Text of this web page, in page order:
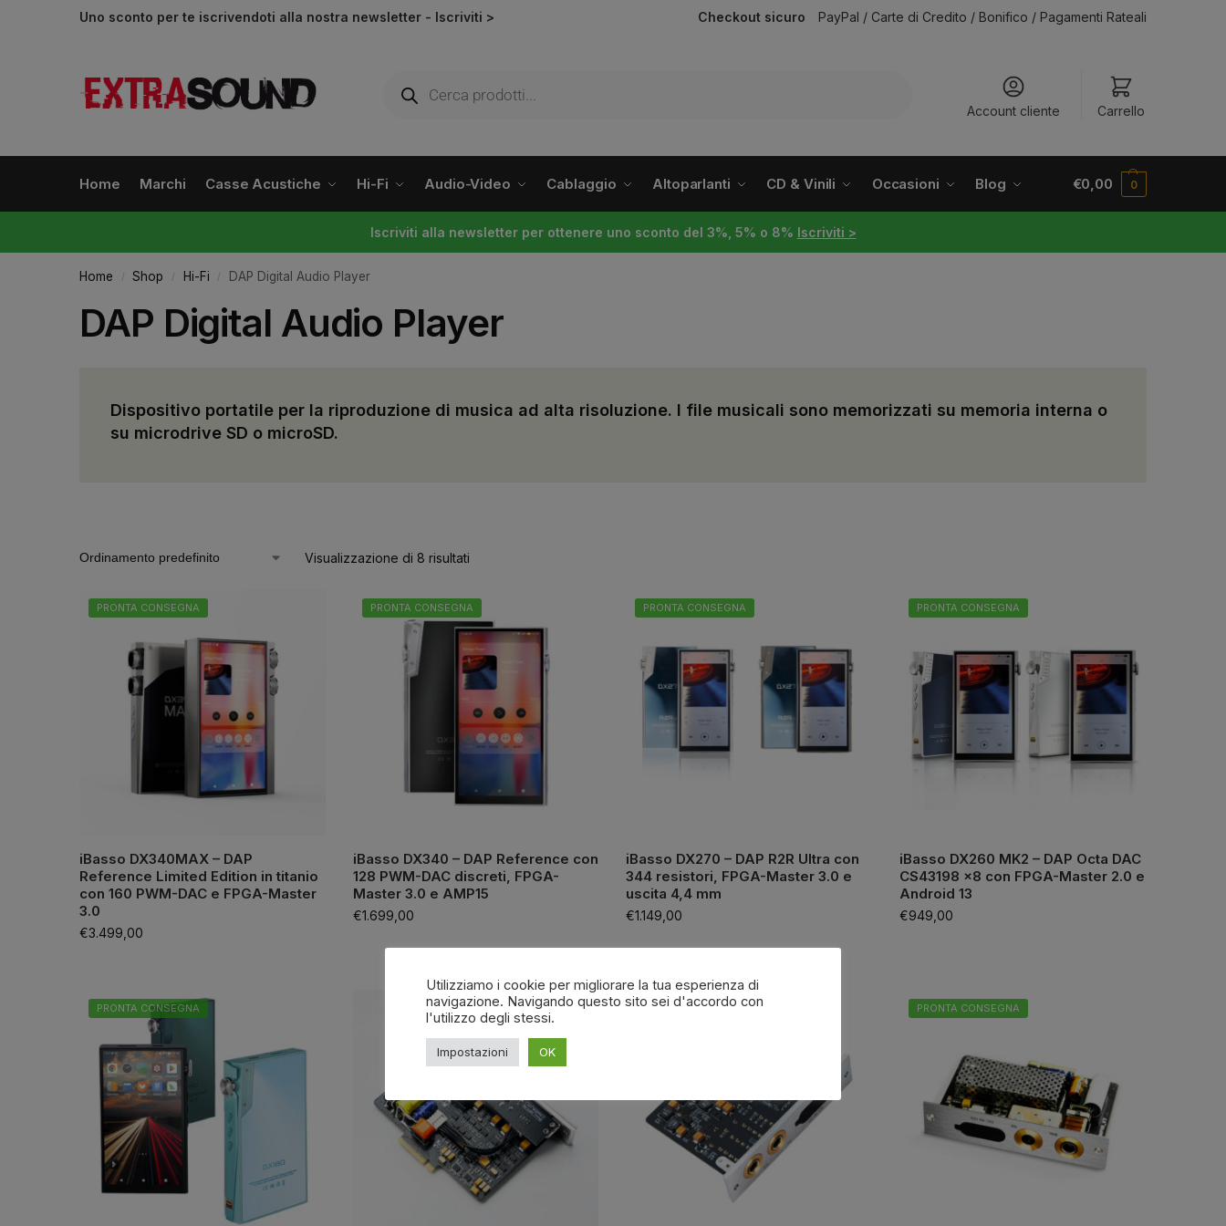
Uno sconto per te iscrivendoti alla nostra newsletter - Iscriviti > Checkout sicuro PayPal / Carte di Credito / Bonifico / Pagamenti Rateali
Account cliente Carrello
Home Marchi Casse Acustiche Hi-Fi Audio-Video Cablaggio Altoparlanti CD & Vinili Occasioni Blog €0,00 0
Iscriviti alla newsletter per ottenere uno sconto del 3%, 5% o 8% Iscriviti >
Home / Shop / Hi-Fi / DAP Digital Audio Player
DAP Digital Audio Player
Dispositivo portatile per la riproduzione di musica ad alta risoluzione. I file musicali sono memorizzati su memoria interna o
su microdrive SD o microSD.
Visualizzazione di 8 risultati
PRONTA CONSEGNA
iBasso DX340MAX – DAP
Reference Limited Edition in titanio
con 160 PWM-DAC e FPGA-Master
3.0
€3.499,00
PRONTA CONSEGNA
iBasso DX340 – DAP Reference con
128 PWM-DAC discreti, FPGA-
Master 3.0 e AMP15
€1.699,00
PRONTA CONSEGNA
iBasso DX270 – DAP R2R Ultra con
344 resistori, FPGA-Master 3.0 e
uscita 4,4 mm
€1.149,00
PRONTA CONSEGNA
iBasso DX260 MK2 – DAP Octa DAC
CS43198 x8 con FPGA-Master 2.0 e
Android 13
€949,00
PRONTA CONSEGNA PRONTA CONSEGNA PRONTA CONSEGNA
Utilizziamo i cookie per migliorare la tua esperienza di
navigazione. Navigando questo sito sei d'accordo con
l'utilizzo degli stessi.
Impostazioni OK